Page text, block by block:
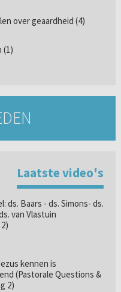
over geaardheid (4)
(1)
Laatste video's
ds. Baars - ds. Simons- ds.
van Vlastuin
kennen is
(Pastorale Questions &
2)